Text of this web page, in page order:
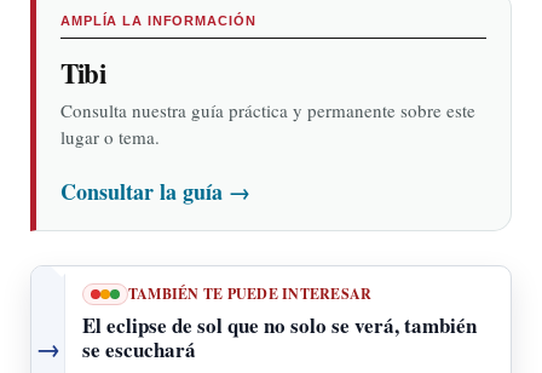
AMPLÍA LA INFORMACIÓN
Tibi
Consulta nuestra guía práctica y permanente sobre este
lugar o tema.
Consultar la guía →
→
TAMBIÉN TE PUEDE INTERESAR
El eclipse de sol que no solo se verá, también
se escuchará